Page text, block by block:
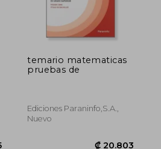
temario matematicas
pruebas de
Ediciones Paraninfo,s.a.,
Nuevo